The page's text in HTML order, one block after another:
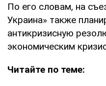
По его словам, на
Украина» также
антикризисную
экономическим
Читайте по теме: